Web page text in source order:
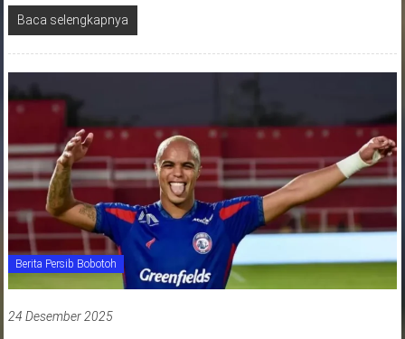
Baca selengkapnya
Berita Persib Bobotoh
24 Desember 2025